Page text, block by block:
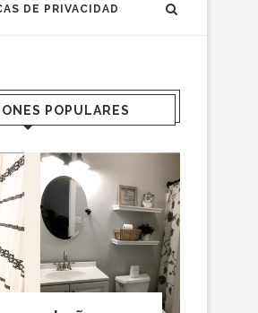
DE PRIVACIDAD
POPULARES